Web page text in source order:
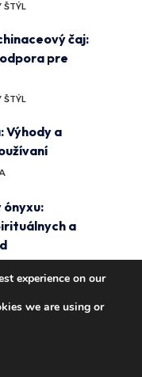
ŠTÝL
čaj:
pre
ŠTÝL
Výhody a
ónyxu:
a
experience on our
we are using or